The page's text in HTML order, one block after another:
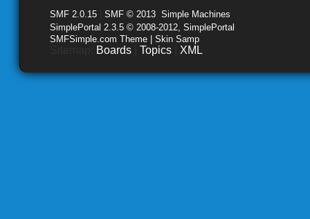
SMF 2.0.15 SMF © 2013 Simple Machines
SimplePortal 2.3.5 © 2008-2012, SimplePortal
SMFSimple.com Theme | Skin Samp
Boards Topics XML